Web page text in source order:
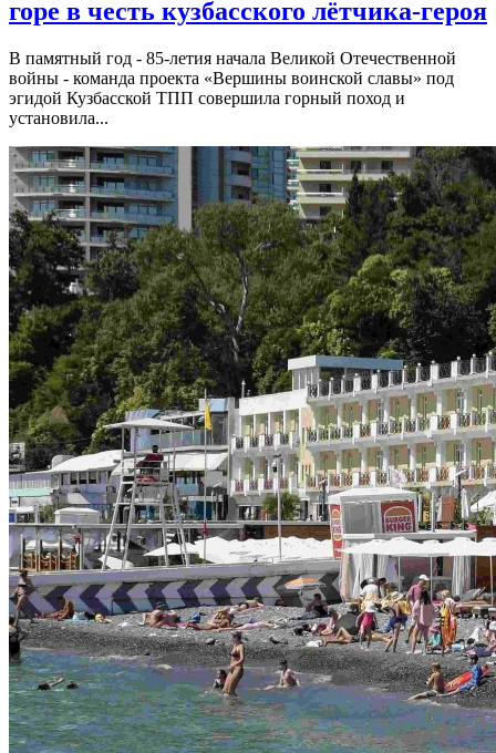
горе в честь кузбасского лётчика-героя
В памятный год - 85-летия начала Великой Отечественной
войны - команда проекта «Вершины воинской славы» под
эгидой Кузбасской ТПП совершила горный поход и
установила...